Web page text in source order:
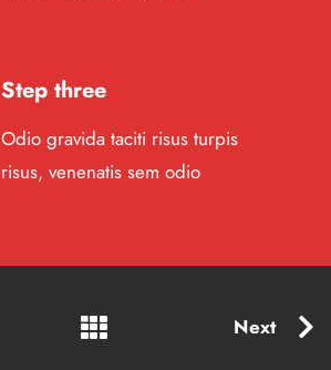
Step three
Odio gravida taciti risus turpis
risus, venenatis sem odio
Next